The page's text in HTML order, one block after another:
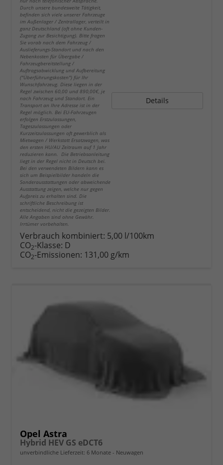
Durch unsere bundesweite Tätigkeit,
befinden sich viele unserer Fahrzeuge
im Außenlager / Zentrallager, verteilt in
ganz Deutschland (oft ohne Kunden-
Zugang zur Besichtigung). Bitte fragen
Sie vorab nach dem Fahrzeug /
Auslieferungs-Standort und nach den
Nebenkosten für Übergabe /
Fahrzeugbereitstellung /
Auftragsabwicklung und Aufbereitung
("Überführungskosten") für Ihr
Wunschfahrzeug. Diese liegen in der
Regel zwischen 60,00 und 890,00€, je
nach Fahrzeug und Standort. Ein
Transport an Ihre Adresse ist in der
Regel möglich. Bei EU-Fahrzeugen
erfolgen Erstzulassungen,
Tageszulassungen oder
Kurzzeitzulassungen oft gewerblich als
Mietwagen / Werkstatt Ersatzwagen, was
den ersten HU/AU Zeitraum auf 1 Jahr
reduzieren kann. Die Betriebsanleitung
liegt in der Regel nicht in Deutsch bei.
Bei den verwendeten Bildern kann es
sich um Beispielbilder handeln die
Sonderausstattungen oder abweichende
Ausstattung zeigen, welche nur gegen
Aufpreis zu erhalten sind. Die
schriftliche Beschreibung ist
entscheidend, nicht die gezeigten Bilder.
Alle Angaben sind ohne Gewähr.
Irrtümer vorbehalten.
Details
Verbrauch kombiniert: 5,00 l/100km
CO2-Klasse: D
CO2-Emissionen: 131,00 g/km
Opel Astra
Hybrid HEV GS eDCT6
unverbindliche Lieferzeit: 6 Monate Neuwagen